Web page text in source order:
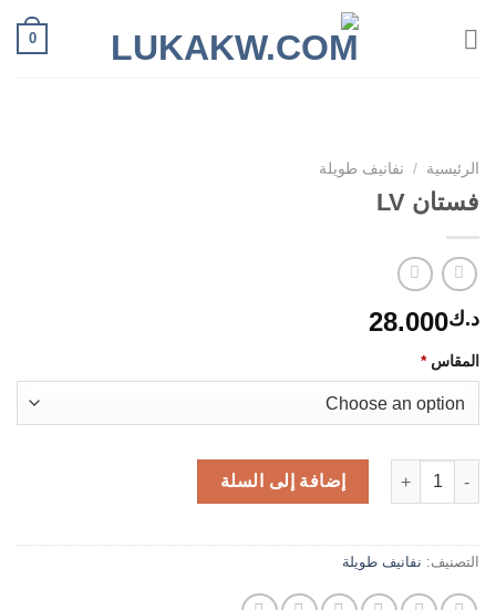
0
الرئيسية / نفانيف طويلة
فستان LV
د.ك28.000
المقاس *
كمية فستان LV
إضافة إلى السلة
التصنيف: نفانيف طويلة